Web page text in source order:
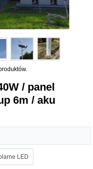
/ panel
6m / aku
LED